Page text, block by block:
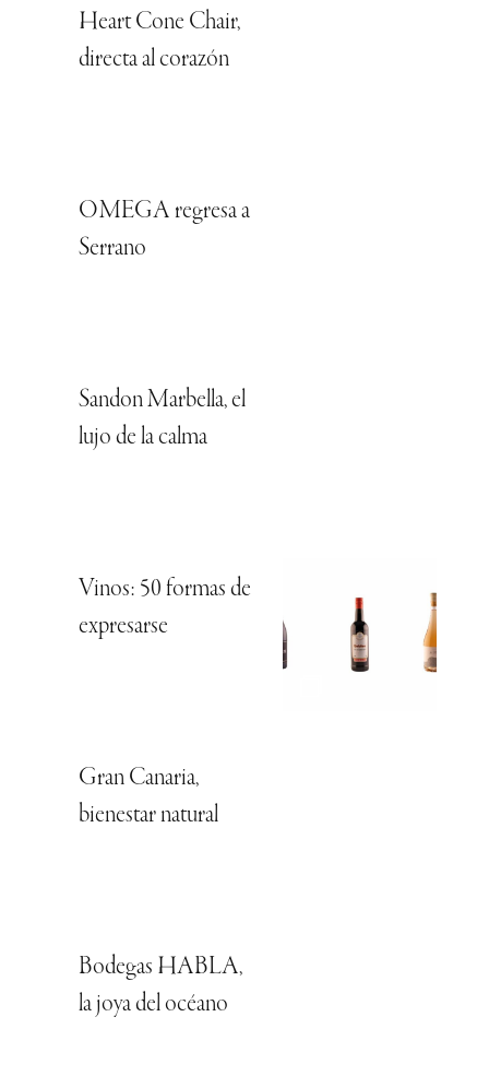
Heart Cone Chair,
directa al corazón
OMEGA regresa a
Serrano
Sandon Marbella, el
lujo de la calma
Vinos: 50 formas de
expresarse
Gran Canaria,
bienestar natural
Bodegas HABLA,
la joya del océano